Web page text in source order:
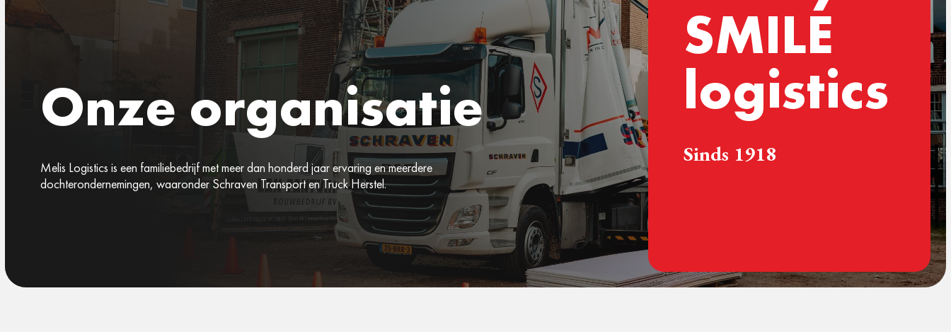
Onze organisatie
Melis Logistics is een familiebedrijf met meer dan honderd jaar ervaring en meerdere
dochterondernemingen, waaronder Schraven Transport en Truck Herstel.
SMILE
logistics
Sinds 1918